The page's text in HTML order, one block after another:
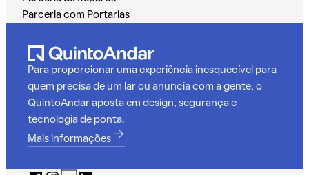
Parceria com Portarias
Para proporcionar uma experiência inesquecível para
quem precisa de um lar ou anuncia com a gente, o
QuintoAndar aposta em design, segurança e
tecnologia de ponta.
Mais informações